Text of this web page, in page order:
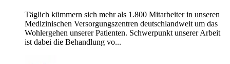
Täglich kümmern sich mehr als 1.800 Mitarbeiter in unseren
Medizinischen Versorgungszentren deutschlandweit um das
Wohlergehen unserer Patienten. Schwerpunkt unserer Arbeit
ist dabei die Behandlung vo...